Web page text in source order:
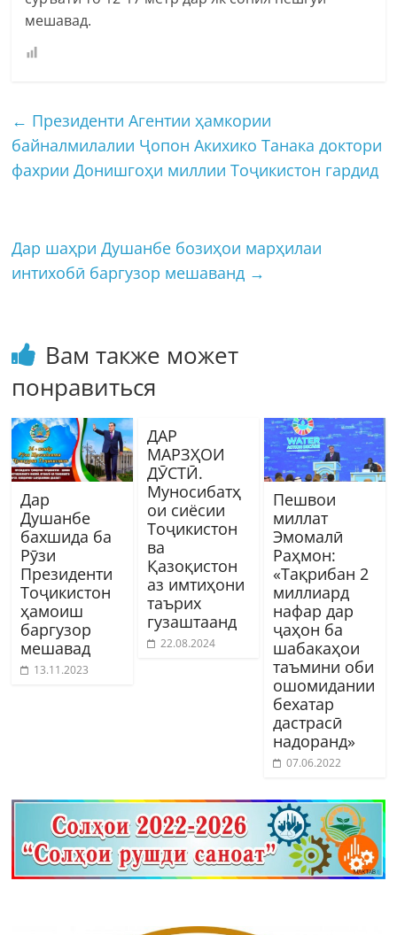
мешавад.
← Президенти Агентии ҳамкории
байналмилалии Ҷопон Акихико Танака доктори
фахрии Донишгоҳи миллии Тоҷикистон гардид
Дар шаҳри Душанбе бозиҳои марҳилаи
интихобӣ баргузор мешаванд →
Вам также может
понравиться
Дар
Душанбе
бахшида ба
Рӯзи
Президенти
Тоҷикистон
ҳамоиш
баргузор
мешавад
13.11.2023
ДАР
МАРЗҲОИ
ДӮСТӢ.
Муносибатҳ
ои сиёсии
Тоҷикистон
ва
Қазоқистон
аз имтиҳони
таърих
гузаштаанд
22.08.2024
Пешвои
миллат
Эмомалӣ
Раҳмон:
«Тақрибан 2
миллиард
нафар дар
ҷаҳон ба
шабакаҳои
таъмини оби
ошомидании
бехатар
дастрасӣ
надоранд»
07.06.2022